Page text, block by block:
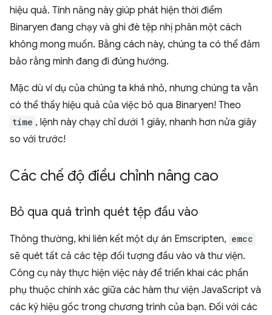
hiệu quả. Tính năng này giúp phát hiện thời điểm
Binaryen đang chạy và ghi đè tệp nhị phân một cách
không mong muốn. Bằng cách này, chúng ta có thể đảm
bảo rằng mình đang đi đúng hướng.
Mặc dù ví dụ của chúng ta khá nhỏ, nhưng chúng ta vẫn
có thể thấy hiệu quả của việc bỏ qua Binaryen! Theo
time , lệnh này chạy chỉ dưới 1 giây, nhanh hơn nửa giây
so với trước!
Các chế độ điều chỉnh nâng cao
Bỏ qua quá trình quét tệp đầu vào
Thông thường, khi liên kết một dự án Emscripten, emcc
sẽ quét tất cả các tệp đối tượng đầu vào và thư viện.
Công cụ này thực hiện việc này để triển khai các phần
phụ thuộc chính xác giữa các hàm thư viện JavaScript và
các ký hiệu gốc trong chương trình của bạn. Đối với các